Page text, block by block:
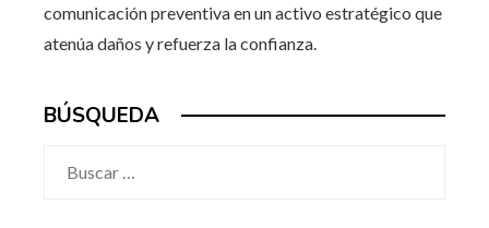
comunicación preventiva en un activo estratégico que
atenúa daños y refuerza la confianza.
BÚSQUEDA